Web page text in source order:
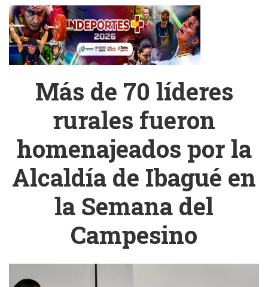
Más de 70 líderes
rurales fueron
homenajeados por la
Alcaldía de Ibagué en
la Semana del
Campesino